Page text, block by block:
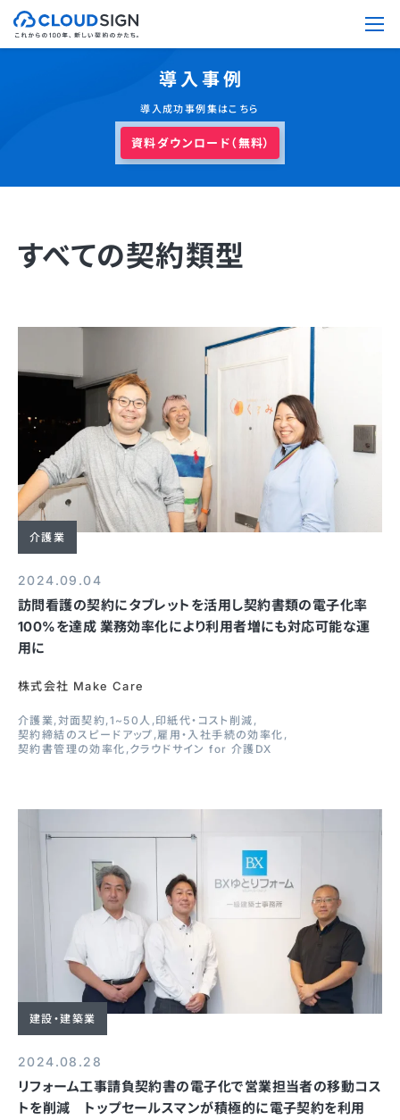
導入事例
導入成功事例集はこちら
資料ダウンロード（無料）
すべての契約類型
介護業
2024.09.04
訪問看護の契約にタブレットを活用し契約書類の電子化率
100%を達成 業務効率化により利用者増にも対応可能な運
用に
株式会社 Make Care
介護業 対面契約 1~50人 印紙代・コスト削減
契約締結のスピードアップ 雇用・入社手続の効率化
契約書管理の効率化 クラウドサイン for 介護DX
建設・建築業
2024.08.28
リフォーム工事請負契約書の電子化で営業担当者の移動コス
トを削減 トップセールスマンが積極的に電子契約を利用